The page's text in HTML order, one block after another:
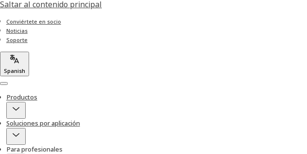
Saltar al contenido principal
Conviértete en socio
Noticias
Soporte
Spanish
Menu
Productos
Soluciones por aplicación
Para profesionales